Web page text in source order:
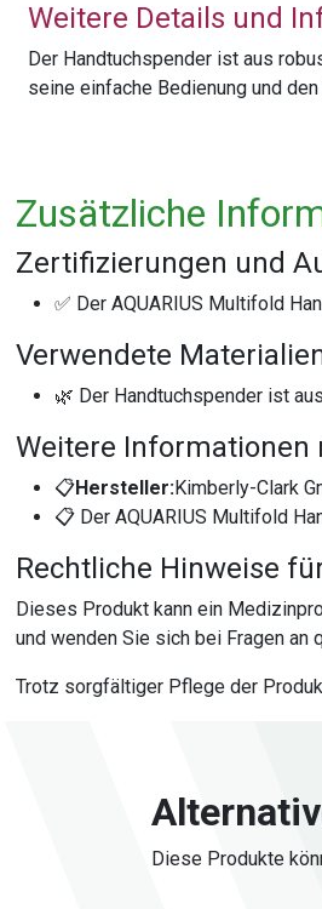
Weitere Details und
Der Handtuchspender ist aus
seine einfache Bedienung und
Zusätzliche
Zertifizierungen und
✅ Der AQUARIUS Multifold
Verwendete
🌿 Der Handtuchspender ist
Weitere
📋Hersteller:Kimberly-Clark
📋 Der AQUARIUS Multifold
Rechtliche Hinweise
Dieses Produkt kann ein
und wenden Sie sich bei Fragen an
Trotz sorgfältiger Pflege der
Diese Produkte